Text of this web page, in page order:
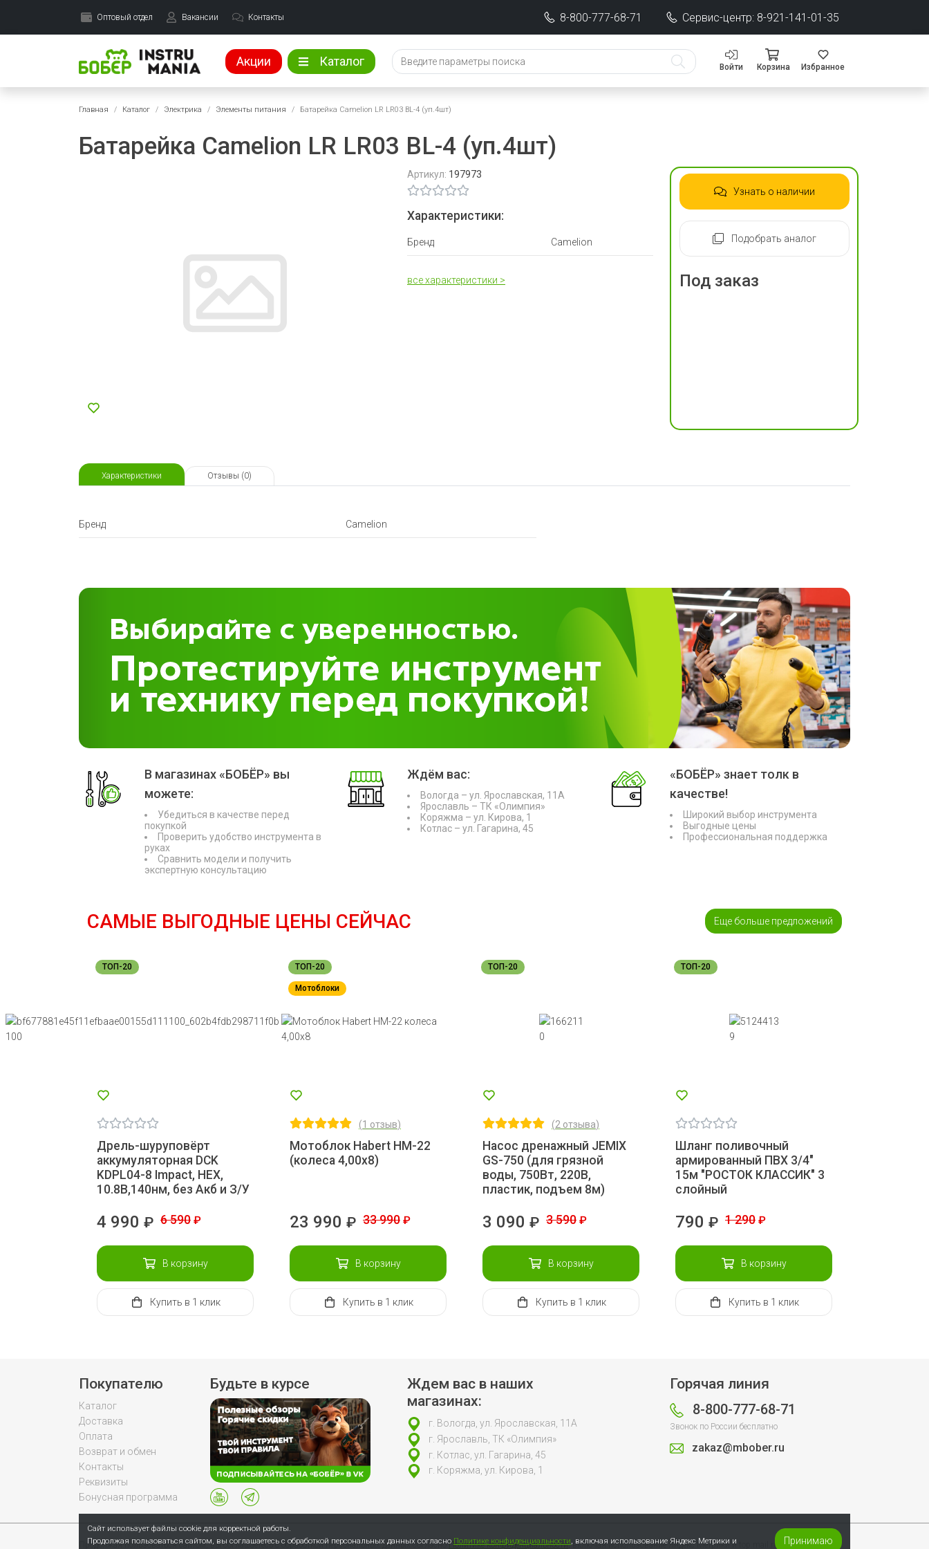
Оптовый отдел Вакансии Контакты 8-800-777-68-71 Сервис-центр: 8-921-141-01-35
Акции Каталог Войти Корзина Избранное
Главная Каталог Электрика Элементы питания Батарейка Camelion LR LR03 BL-4 (уп.4шт)
Батарейка Camelion LR LR03 BL-4 (уп.4шт)
Артикул: 197973
Характеристики:
Бренд Camelion
все характеристики >
Узнать о наличии
Подобрать аналог
Под заказ
Характеристики Отзывы (0)
Бренд Camelion
В магазинах «БОБЁР» вы
можете:
Убедиться в качестве перед
покупкой
Проверить удобство инструмента в
руках
Сравнить модели и получить
экспертную консультацию
Ждём вас:
Вологда – ул. Ярославская, 11А
Ярославль – ТК «Олимпия»
Коряжма – ул. Кирова, 1
Котлас – ул. Гагарина, 45
«БОБЁР» знает толк в
качестве!
Широкий выбор инструмента
Выгодные цены
Профессиональная поддержка
САМЫЕ ВЫГОДНЫЕ ЦЕНЫ СЕЙЧАС Еще больше предложений
ТОП-20
Дрель-шуруповёрт
аккумуляторная DCK
KDPL04-8 Impact, HEX,
10.8В,140нм, без Акб и З/У
4 990 ₽ 6 590 ₽
В корзину
Купить в 1 клик
ТОП-20
Мотоблоки
(1 отзыв)
Мотоблок Habert НМ-22
(колеса 4,00х8)
23 990 ₽ 33 990 ₽
В корзину
Купить в 1 клик
ТОП-20
(2 отзыва)
Насос дренажный JEMIX
GS-750 (для грязной
воды, 750Вт, 220В,
пластик, подъем 8м)
3 090 ₽ 3 590 ₽
В корзину
Купить в 1 клик
ТОП-20
Шланг поливочный
армированный ПВХ 3/4"
15м "РОСТОК КЛАССИК" 3
слойный
790 ₽ 1 290 ₽
В корзину
Купить в 1 клик
Сайт использует файлы cookie для корректной работы.
Продолжая пользоваться сайтом, вы соглашаетесь с обработкой персональных данных согласно Политике конфиденциальности, включая использование Яндекс Метрики и
Принимаю
Покупателю
Каталог
Доставка
Оплата
Возврат и обмен
Контакты
Реквизиты
Бонусная программа
Будьте в курсе
Горячая линия
8-800-777-68-71
Звонок по России бесплатно
zakaz@mbober.ru
Ждем вас в наших
магазинах:
г. Вологда, ул. Ярославская, 11А
г. Ярославль, ТК «Олимпия»
г. Котлас, ул. Гагарина, 45
г. Коряжма, ул. Кирова, 1
Продолжая пользоваться сайтом, вы соглашаетесь с обработкой персональных данных согласноПолитике конфиденциальности, включая использование Яндекс Метрики и top.mail.ru.